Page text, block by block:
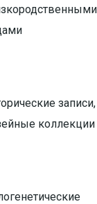
записи,
коллекции